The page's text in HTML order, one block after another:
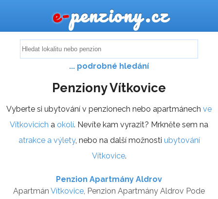
e-penziony.cz
... podrobné hledání
Penziony Vítkovice
Vyberte si ubytování v penzionech nebo apartmánech ve
Vítkovicích a okolí. Nevíte kam vyrazit? Mrkněte sem na
atrakce a výlety, nebo na další možnosti ubytování
Vítkovice.
Penzion Apartmány Aldrov
Apartmán Vítkovice , Penzion Apartmány Aldrov Pode